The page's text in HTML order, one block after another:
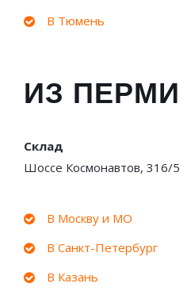
В Тюмень
ИЗ ПЕРМИ
Склад
Шоссе Космонавтов, 316/5
В Москву и МО
В Санкт-Петербург
В Казань